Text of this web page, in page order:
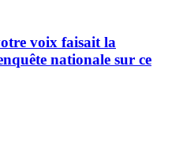
voix faisait la
nationale sur ce